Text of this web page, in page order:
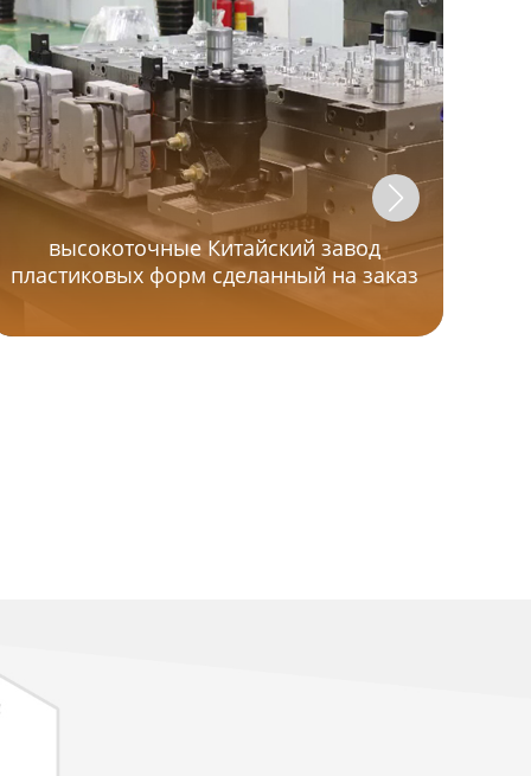
высокоточные Китайский завод
пластиковых форм сделанный на заказ